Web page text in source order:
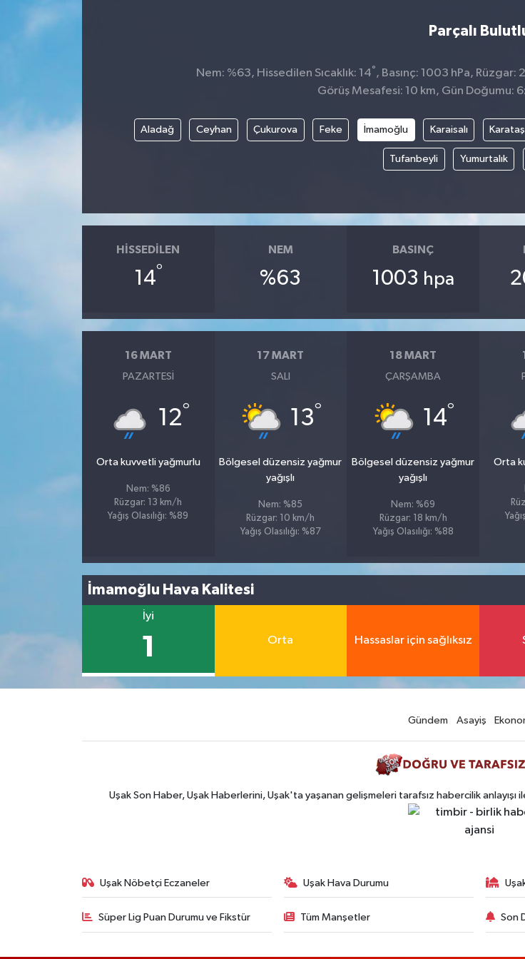
Parçalı
Nem: %63, Hissedilen Sıcaklık: 14° , Basınç: 1003 hPa, Rüzgar:
Görüş Mesafesi: 10 km, Gün Doğumu:
Aladağ Ceyhan Çukurova Feke İmamoğlu Karaisalı Karataş
Tufanbeyli Yumurtalık
HISSEDILEN
14°
NEM
%63
BASINÇ
1003 hpa
16 MART
PAZARTESI
12°
Orta kuvvetli yağmurlu
Nem: %86
Rüzgar: 13 km/h
Yağış Olasılığı: %89
17 MART
SALI
13°
Bölgesel düzensiz yağmur
yağışlı
Nem: %85
Rüzgar: 10 km/h
Yağış Olasılığı: %87
18 MART
ÇARŞAMBA
14°
Bölgesel düzensiz yağmur
yağışlı
Nem: %69
Rüzgar: 18 km/h
Yağış Olasılığı: %88
Orta
İmamoğlu Hava Kalitesi
İyi
1 Orta Hassaslar için sağlıksız
Gündem Asayiş
Uşak Son Haber, Uşak Haberlerini, Uşak'ta yaşanan gelişmeleri tarafsız habercilik
Uşak Nöbetçi Eczaneler Uşak Hava Durumu
Süper Lig Puan Durumu ve Fikstür Tüm Manşetler Son